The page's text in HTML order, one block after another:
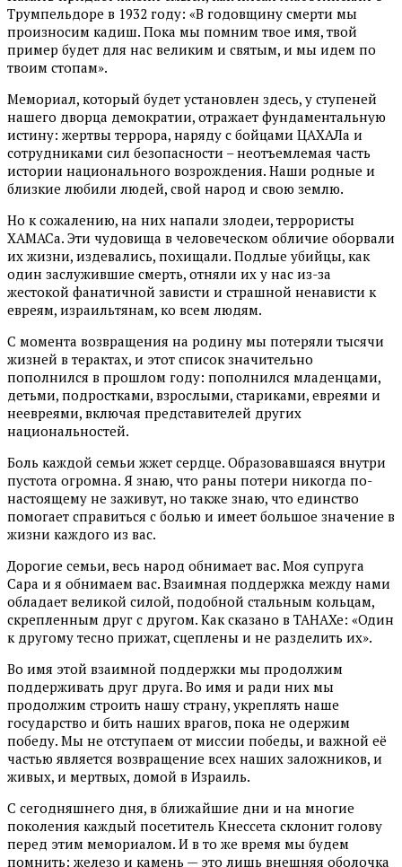
Трумпельдоре в 1932 году: «В годовщину смерти мы
произносим кадиш. Пока мы помним твое имя, твой
пример будет для нас великим и святым, и мы идем по
твоим стопам».
Мемориал, который будет установлен здесь, у ступеней
нашего дворца демократии, отражает фундаментальную
истину: жертвы террора, наряду с бойцами ЦАХАЛа и
сотрудниками сил безопасности – неотъемлемая часть
истории национального возрождения. Наши родные и
близкие любили людей, свой народ и свою землю.
Но к сожалению, на них напали злодеи, террористы
ХАМАСа. Эти чудовища в человеческом обличие оборвали
их жизни, издевались, похищали. Подлые убийцы, как
один заслужившие смерть, отняли их у нас из-за
жестокой фанатичной зависти и страшной ненависти к
евреям, израильтянам, ко всем людям.
С момента возвращения на родину мы потеряли тысячи
жизней в терактах, и этот список значительно
пополнился в прошлом году: пополнился младенцами,
детьми, подростками, взрослыми, стариками, евреями и
неевреями, включая представителей других
национальностей.
Боль каждой семьи жжет сердце. Образовавшаяся внутри
пустота огромна. Я знаю, что раны потери никогда по-
настоящему не заживут, но также знаю, что единство
помогает справиться с болью и имеет большое значение в
жизни каждого из вас.
Дорогие семьи, весь народ обнимает вас. Моя супруга
Сара и я обнимаем вас. Взаимная поддержка между нами
обладает великой силой, подобной стальным кольцам,
скрепленным друг с другом. Как сказано в ТАНАХе: «Один
к другому тесно прижат, сцеплены и не разделить их».
Во имя этой взаимной поддержки мы продолжим
поддерживать друг друга. Во имя и ради них мы
продолжим строить нашу страну, укреплять наше
государство и бить наших врагов, пока не одержим
победу. Мы не отступаем от миссии победы, и важной её
частью является возвращение всех наших заложников, и
живых, и мертвых, домой в Израиль.
С сегодняшнего дня, в ближайшие дни и на многие
поколения каждый посетитель Кнессета склонит голову
перед этим мемориалом. И в то же время мы будем
помнить: железо и камень — это лишь внешняя оболочка